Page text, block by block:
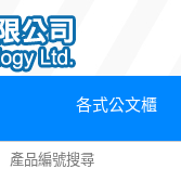
各式公文櫃